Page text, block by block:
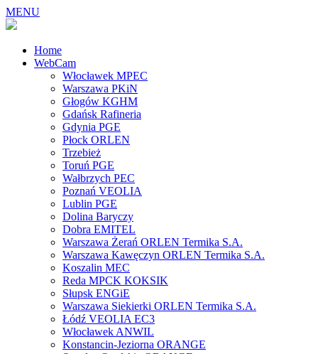
MENU
Home
WebCam
Włocławek MPEC
Warszawa PKiN
Głogów KGHM
Gdańsk Rafineria
Gdynia PGE
Płock ORLEN
Trzebież
Toruń PGE
Wałbrzych PEC
Poznań VEOLIA
Lublin PGE
Dolina Baryczy
Dobra EMITEL
Warszawa Żerań ORLEN Termika S.A.
Warszawa Kawęczyn ORLEN Termika S.A.
Koszalin MEC
Reda MPCK KOKSIK
Słupsk ENGiE
Warszawa Siekierki ORLEN Termika S.A.
Łódź VEOLIA EC3
Włocławek ANWIL
Konstancin-Jeziorna ORANGE